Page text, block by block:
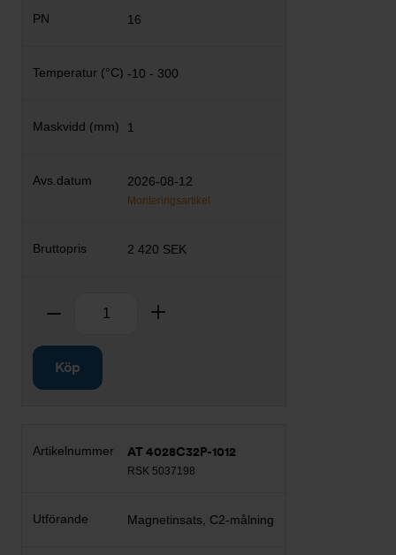
16
-10 - 300
1
2026-08-12
Monteringsartikel
2 420 SEK
Ta bort
Köp
AT 4028C32P-1012
RSK 5037198
Magnetinsats, C2-målning